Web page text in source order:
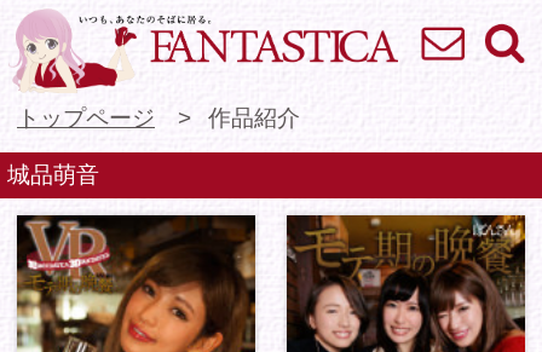
VR専門★アイド
トップページ
城品萌音